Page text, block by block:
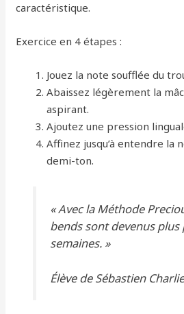
caractéristique.
Exercice en 4 étapes :
Jouez la note soufflée du
Abaissez légèrement la
aspirant.
Ajoutez une pression
Affinez jusqu’à entendre la
demi-ton.
« Avec laMéthode
bends sont devenus
semaines. »
Élève de Sébastien